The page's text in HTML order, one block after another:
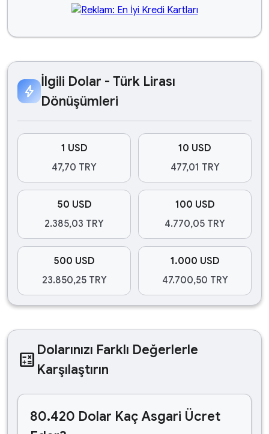
bolt
İlgili Dolar - Türk Lirası
Dönüşümleri
1 USD
47,70 TRY
10 USD
477,01 TRY
50 USD
2.385,03 TRY
100 USD
4.770,05 TRY
500 USD
23.850,25 TRY
1.000 USD
47.700,50 TRY
calculate Dolarınızı Farklı Değerlerle
Karşılaştırın
80.420 Dolar Kaç Asgari Ücret